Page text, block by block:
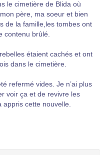
le cimetière de Blida où
père, ma soeur et bien
de la famille,les tombes ont
contenu brûlé.
étaient cachés et ont
dans le cimetière.
refermé vides. Je n’ai plus
voir ça et de revivre les
cette nouvelle.